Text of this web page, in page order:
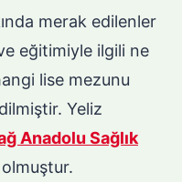
merak edilenler
ve eğitimiyle ilgili ne
lise mezunu
Yeliz
Anadolu Sağlık